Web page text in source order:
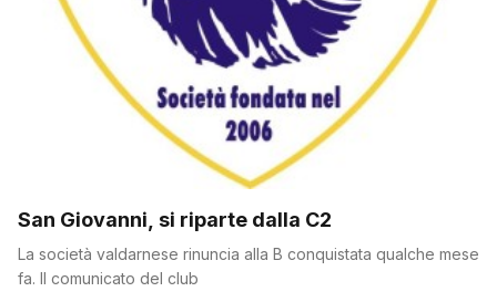
San Giovanni, si riparte dalla C2
La società valdarnese rinuncia alla B conquistata qualche mese
fa. Il comunicato del club